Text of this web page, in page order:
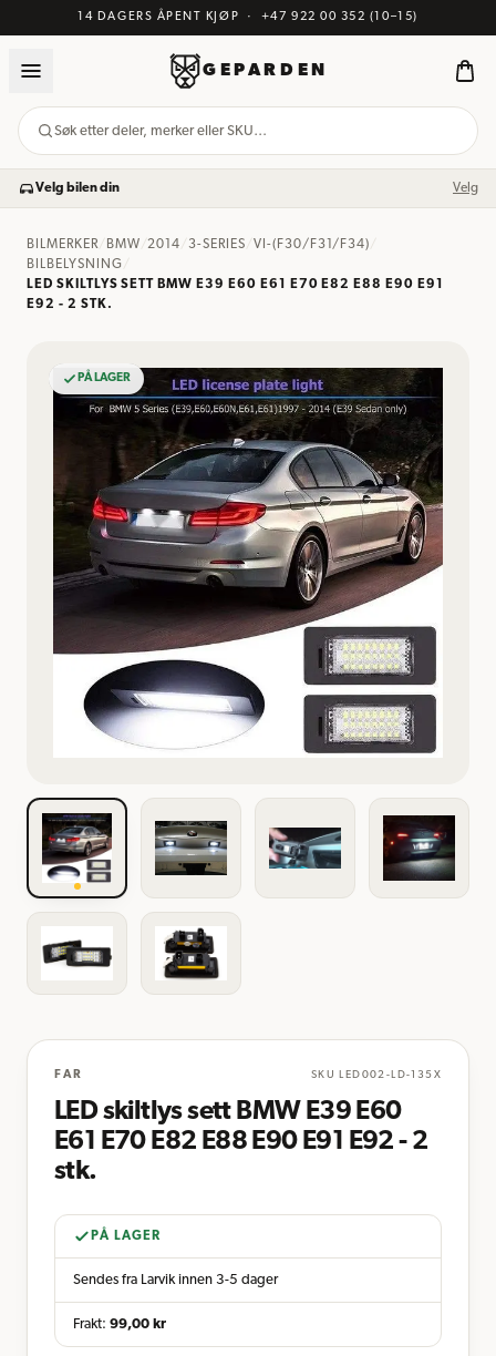
14 DAGERS ÅPENT KJØP · +47 922 00 352 (10–15)
GEPARDEN
Søk etter deler, merker eller SKU…
Velg bilen din Velg
BILMERKER/ BMW /2014 /3-SERIES VI-(F30/F31/F34)
BILBELYSNING
LED SKILTLYS SETT BMW E39 E60 E61 E70 E82 E88 E90 E91
E92 - 2 STK.
PÅ LAGER
FAR SKU LED002-LD-135X
LED skiltlys sett BMW E39 E60
E61 E70 E82 E88 E90 E91 E92 - 2
stk.
PÅ LAGER
Sendes fra Larvik innen 3-5 dager
Frakt: 99,00 kr